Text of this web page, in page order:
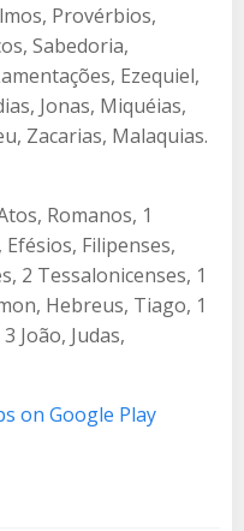
Provérbios,
Sabedoria,
Ezequiel,
Jonas, Miquéias,
Zacarias, Malaquias.
Romanos, 1
Filipenses,
2 Tessalonicenses, 1
Hebreus, Tiago, 1
João, Judas,
on Google Play